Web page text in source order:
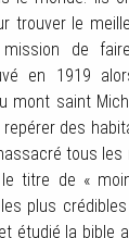
trouver le
de
en 1919
mont saint
des
tous les
titre de «
plus
étudié la bible